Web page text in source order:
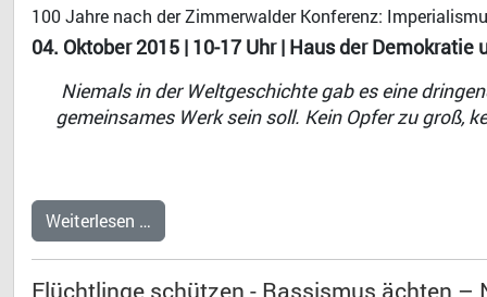
100 Jahre nach der Zimmerwalder Konferenz:
04. Oktober 2015 | 10-17 Uhr | Haus der
Niemals in der Weltgeschichte gab es eine
gemeinsames Werk sein soll. Kein Opfer zu groß,
Weiterlesen …